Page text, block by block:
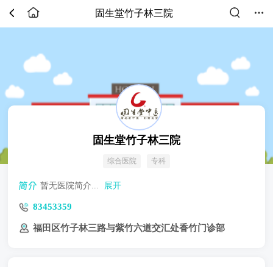
固生堂竹子林三院
固生堂竹子林三院
综合医院 专科
暂无医院简介... 展开
83453359
福田区竹子林三路与紫竹六道交汇处香竹门诊部